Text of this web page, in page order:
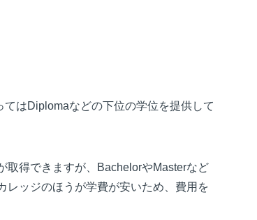
はDiplomaなどの下位の学位を提供して
取得できますが、BachelorやMasterなど
レッジのほうが学費が安いため、費用を